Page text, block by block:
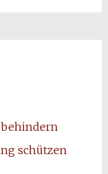
behindern
schützen